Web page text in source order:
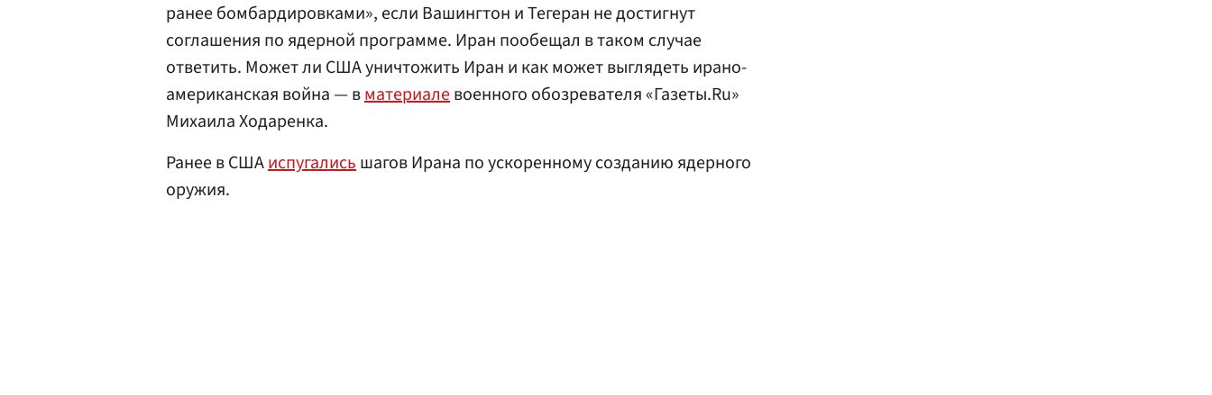
ранее бомбардировками», если Вашингтон и Тегеран не достигнут
соглашения по ядерной программе. Иран пообещал в таком случае
ответить. Может ли США уничтожить Иран и как может выглядеть ирано-
американская война — вматериалевоенного обозревателя «Газеты.Ru»
Михаила Ходаренка.
Ранее в СШАиспугалисьшагов Ирана по ускоренному созданию ядерного
оружия.